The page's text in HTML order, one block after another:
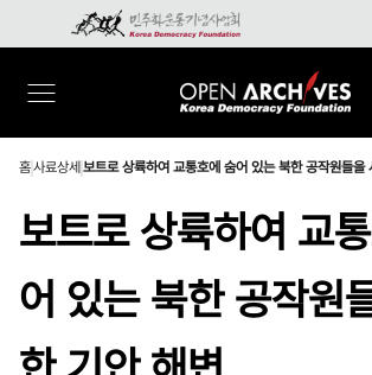
홈사료상세 보트로 상륙하여 교통호에 숨어 있는 북한 공작원들을
보트로 상륙하여 교
어 있는 북한 공작원